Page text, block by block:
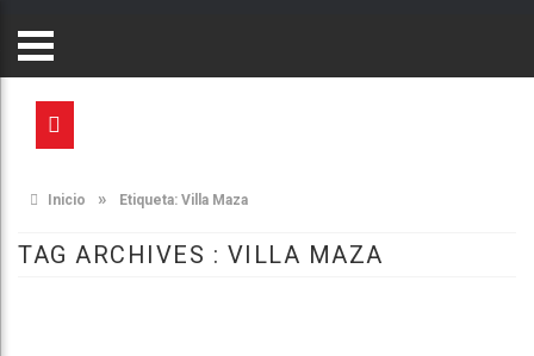
Inicio » Etiqueta: Villa Maza
TAG ARCHIVES : VILLA MAZA